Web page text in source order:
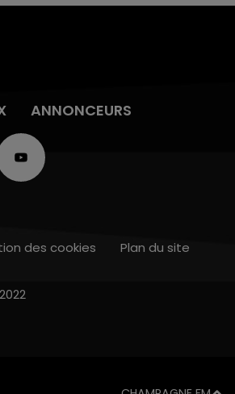
ANNONCEURS
des cookies Plan du site
2022